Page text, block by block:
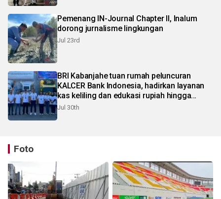
Pemenang IN-Journal Chapter II, Inalum
dorong jurnalisme lingkungan
Jul 23rd
BRI Kabanjahe tuan rumah peluncuran
KALCER Bank Indonesia, hadirkan layanan
kas keliling dan edukasi rupiah hingga
pelosok Karo
Jul 30th
Foto